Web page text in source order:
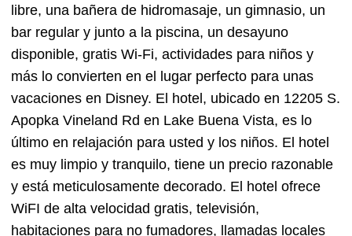
libre, una bañera de hidromasaje, un gimnasio, un
bar regular y junto a la piscina, un desayuno
disponible, gratis Wi-Fi, actividades para niños y
más lo convierten en el lugar perfecto para unas
vacaciones en Disney. El hotel, ubicado en 12205 S.
Apopka Vineland Rd en Lake Buena Vista, es lo
último en relajación para usted y los niños. El hotel
es muy limpio y tranquilo, tiene un precio razonable
y está meticulosamente decorado. El hotel ofrece
WiFI de alta velocidad gratis, televisión,
habitaciones para no fumadores, llamadas locales